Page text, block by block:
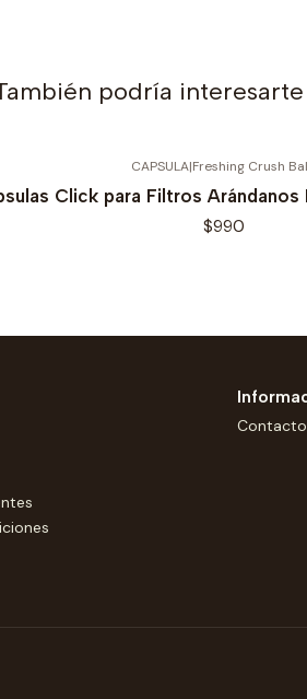
podría
CAPSULA|Freshing Crush
Click para Filtros
$990
Contacto